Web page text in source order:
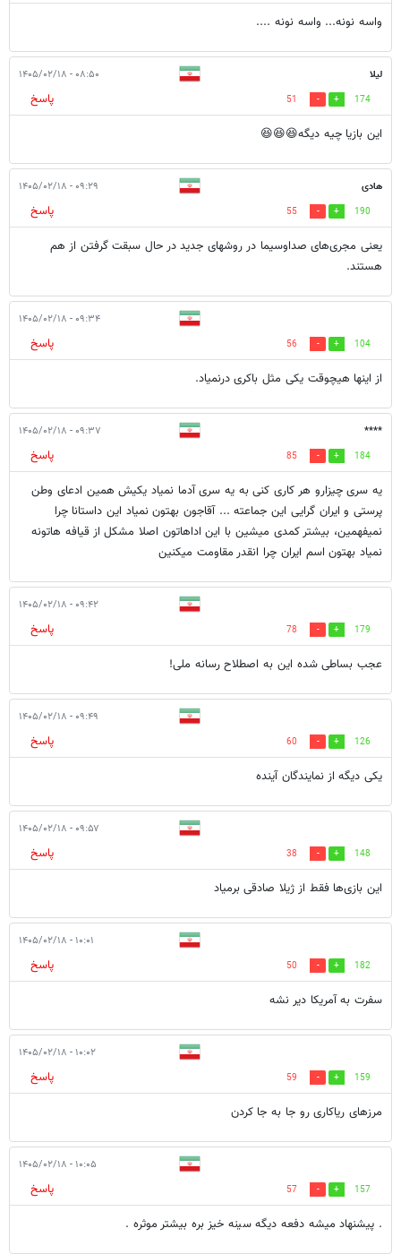
واسه نونه... واسه نونه ....
لیلا ۰۸:۵۰ - ۱۴۰۵/۰۲/۱۸
174
51
پاسخ
این بازیا چیه دیگه😆😆😆
هادی ۰۹:۲۹ - ۱۴۰۵/۰۲/۱۸
190
55
پاسخ
یعنی مجری‌های صداوسیما در روشهای جدید در حال سبقت گرفتن از هم
هستند.
۰۹:۳۴ - ۱۴۰۵/۰۲/۱۸
104
56
پاسخ
از اینها هیچوقت یکی مثل باکری درنمیاد.
**** ۰۹:۳۷ - ۱۴۰۵/۰۲/۱۸
184
85
پاسخ
یه سری چیزارو هر کاری کنی به یه سری آدما نمیاد یکیش همین ادعای وطن
پرستی و ایران گرایی این جماعته ... آقاجون بهتون نمیاد این داستانا چرا
نمیفهمین، بیشتر کمدی میشین با این اداهاتون اصلا مشکل از قیافه هاتونه
نمیاد بهتون اسم ایران چرا انقدر مقاومت میکنین
۰۹:۴۲ - ۱۴۰۵/۰۲/۱۸
179
78
پاسخ
عجب بساطی شده این به اصطلاح رسانه ملی!
۰۹:۴۹ - ۱۴۰۵/۰۲/۱۸
126
60
پاسخ
یکی دیگه از نمایندگان آینده
۰۹:۵۷ - ۱۴۰۵/۰۲/۱۸
148
38
پاسخ
این بازی‌ها فقط از ژیلا صادقی برمیاد
۱۰:۰۱ - ۱۴۰۵/۰۲/۱۸
182
50
پاسخ
سفرت به آمريكا دير نشه
۱۰:۰۲ - ۱۴۰۵/۰۲/۱۸
159
59
پاسخ
مرزهای ریاکاری رو جا به جا کردن
۱۰:۰۵ - ۱۴۰۵/۰۲/۱۸
157
57
پاسخ
. پیشنهاد میشه دفعه دیگه سینه خیز بره بیشتر موثره .